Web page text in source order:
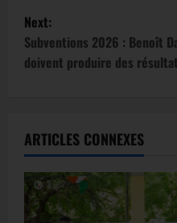
Next:
Subventions 2026 : Benoît
doivent produire des
ARTICLES CONNEXES